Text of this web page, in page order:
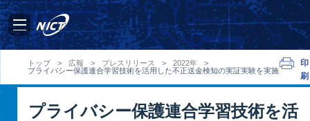
トップ > 広報 > プレスリリース > 2022年
>
プライバシー保護連合学習技術を活用した不正送金検知の実証実験を実施
印
刷
プライバシー保護連合学習技術を活